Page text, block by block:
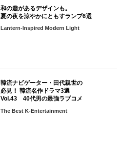
和の趣があるデザインも。
夏の夜を涼やかにともすランプ6選
Lantern-Inspired Modern Light
韓流ナビゲーター・田代親世の
必見！ 韓流名作ドラマ3選
Vol.43 40代男の最強ラブコメ
The Best K-Entertainment